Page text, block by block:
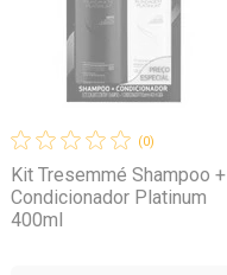
(0)
Kit Tresemmé Shampoo +
Condicionador Platinum
400ml